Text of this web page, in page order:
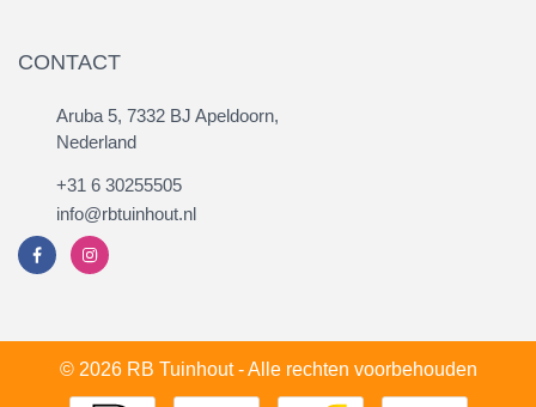
CONTACT
Aruba 5, 7332 BJ Apeldoorn,
Nederland
+31 6 30255505
info@rbtuinhout.nl
© 2026 RB Tuinhout - Alle rechten voorbehouden